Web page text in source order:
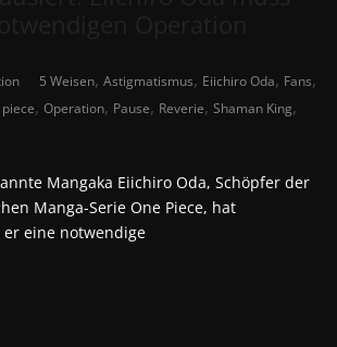
5 Weisen, Astigmatismus, Eiichiro Oda, Fans,
, Operation, Pause, Reverie, Shaman King,
Mangaka Eiichiro Oda, Schöpfer der
Manga-Serie One Piece, hat
eine notwendige